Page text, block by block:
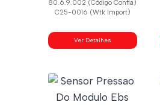
80.6.9.002 (Código Confia)
C25-0016 (Wtk Import)
Ver Detalhes